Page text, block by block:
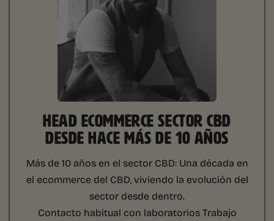
HEAD ECOMMERCE SECTOR CBD
DESDE HACE MÁS DE 10 AÑOS
Más de 10 años en el sector CBD:Una década en
el ecommerce del CBD, viviendo la evolución del
sector desde dentro.
Contacto habitual con laboratoriosTrabajo